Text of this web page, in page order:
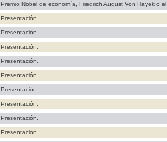
Premio Nobel de economía, Friedrich August Von Hayek o
Presentación.
Presentación.
Presentación.
Presentación.
Presentación.
Presentación.
Presentación.
Presentación.
Presentación.